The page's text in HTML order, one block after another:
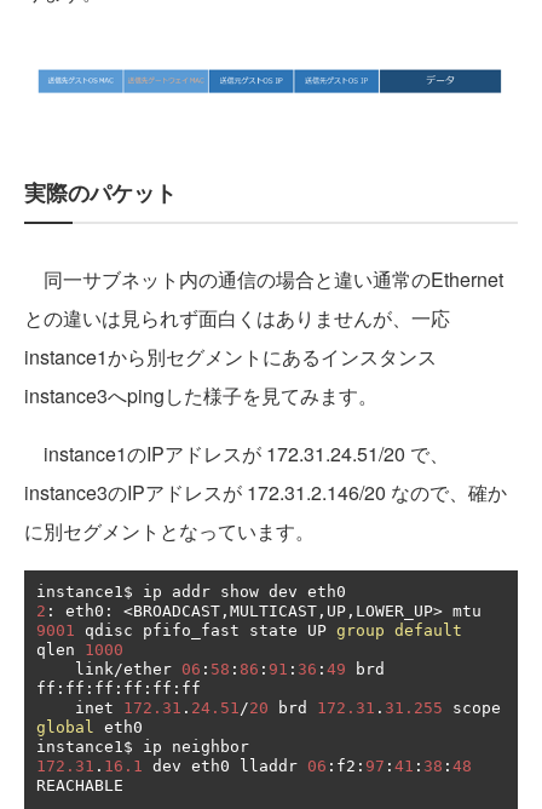
実際のパケット
同一サブネット内の通信の場合と違い通常のEthernet
との違いは見られず面白くはありませんが、一応
instance1から別セグメントにあるインスタンス
instance3へpingした様子を見てみます。
instance1のIPアドレスが 172.31.24.51/20 で、
instance3のIPアドレスが 172.31.2.146/20 なので、確か
に別セグメントとなっています。
2 : eth0 : <BROADCAST , MULTICAST , UP , LOWER_UP>
9001 qdisc pfifo_fast state UP group default
qlen 1000
    link
/ether 06 : 58 : 86 : 91 : 36 : 49 brd
ff : ff : ff : ff : ff : ff
    inet
172.31 . 24.51/20 brd 172.31 . 31.255
global eth0
172.31 . 16.1 dev eth0 lladdr 06 : f2 : 97 : 41 : 38 : 48
REACHABLE